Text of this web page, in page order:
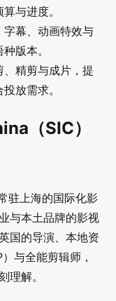
与进度。
幕、动画特效与
版本。
精剪与成片，提
放需求。
（SIC）
驻上海的国际化影
与本土品牌的影视
国的导演、本地资
与全能剪辑师，
理解。